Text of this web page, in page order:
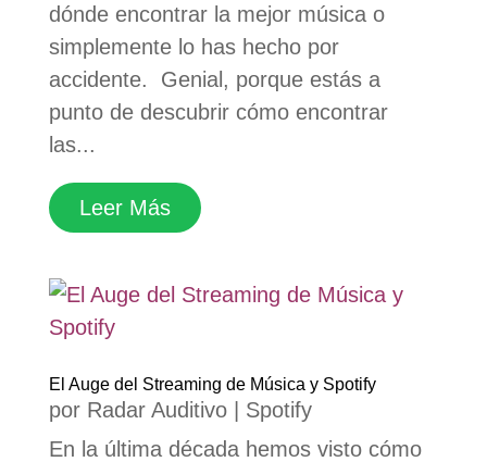
dónde encontrar la mejor música o
simplemente lo has hecho por
accidente. Genial, porque estás a
punto de descubrir cómo encontrar
las...
Leer Más
El Auge del Streaming de Música y Spotify
por Radar Auditivo| Spotify
En la última década hemos visto cómo